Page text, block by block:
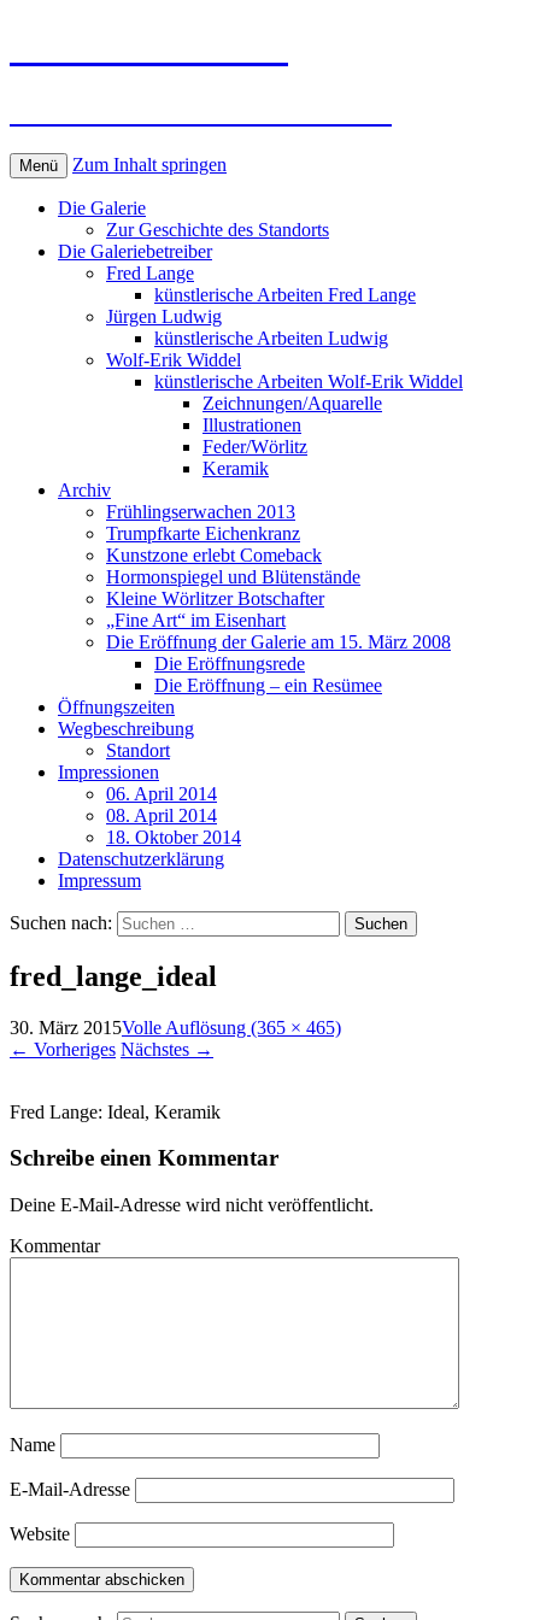
Menü Zum Inhalt springen
Die Galerie
Zur Geschichte des Standorts
Die Galeriebetreiber
Fred Lange
künstlerische Arbeiten Fred Lange
Jürgen Ludwig
künstlerische Arbeiten Ludwig
Wolf-Erik Widdel
künstlerische Arbeiten Wolf-Erik Widdel
Zeichnungen/Aquarelle
Illustrationen
Feder/Wörlitz
Keramik
Archiv
Frühlingserwachen 2013
Trumpfkarte Eichenkranz
Kunstzone erlebt Comeback
Hormonspiegel und Blütenstände
Kleine Wörlitzer Botschafter
„Fine Art“ im Eisenhart
Die Eröffnung der Galerie am 15. März 2008
Die Eröffnungsrede
Die Eröffnung – ein Resümee
Öffnungszeiten
Wegbeschreibung
Standort
Impressionen
06. April 2014
08. April 2014
18. Oktober 2014
Datenschutzerklärung
Impressum
Suchen nach:
fred_lange_ideal
30. März 2015Volle Auflösung (365 × 465)
← Vorheriges Nächstes →
Fred Lange: Ideal, Keramik
Schreibe einen Kommentar
Deine E-Mail-Adresse wird nicht veröffentlicht.
Kommentar
Name
E-Mail-Adresse
Website